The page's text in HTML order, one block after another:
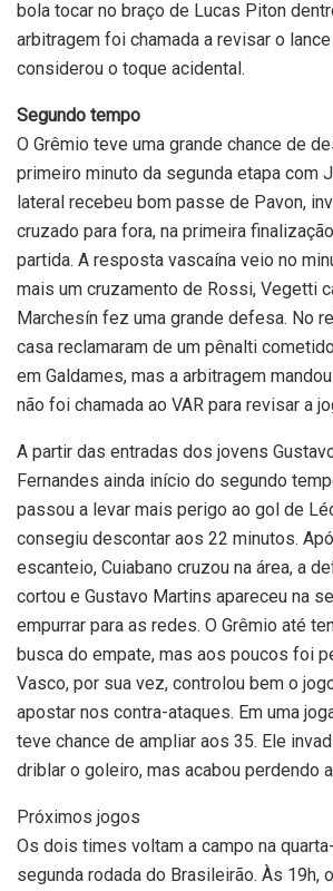
bola tocar no braço de Lucas Piton
arbitragem foi chamada a revisar o lance
considerou o toque acidental.
Segundo tempo
O Grêmio teve uma grande chance de
primeiro minuto da segunda etapa com
lateral recebeu bom passe de Pavon,
cruzado para fora, na primeira
partida. A resposta vascaína veio no
mais um cruzamento de Rossi, Vegetti
Marchesín fez uma grande defesa. No
casa reclamaram de um pênalti
em Galdames, mas a arbitragem
não foi chamada ao VAR para revisar a
A partir das entradas dos jovens
Fernandes ainda início do segundo
passou a levar mais perigo ao gol de
consegiu descontar aos 22 minutos.
escanteio, Cuiabano cruzou na área, a
cortou e Gustavo Martins apareceu na
empurrar para as redes. O Grêmio até
busca do empate, mas aos poucos foi
Vasco, por sua vez, controlou bem o
apostar nos contra-ataques. Em uma
teve chance de ampliar aos 35. Ele
driblar o goleiro, mas acabou perdendo
Próximos jogos
Os dois times voltam a campo na
segunda rodada do Brasileirão. Às 19h,